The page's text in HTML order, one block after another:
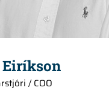
/ COO